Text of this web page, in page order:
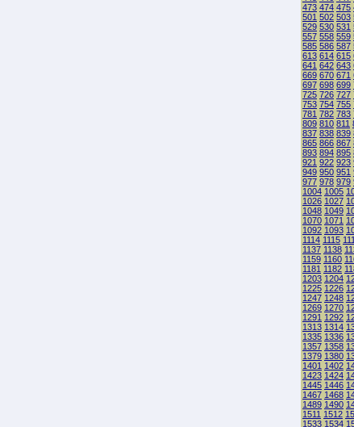
473 474 475
501 502 503
529 530 531
557 558 559
585 586 587
613 614 615
641 642 643
669 670 671
697 698 699
725 726 727
753 754 755
781 782 783
809 810 811
837 838 839
865 866 867
893 894 895
921 922 923
949 950 951
977 978 979
1004 1005
1026 1027
1048 1049
1070 1071
1092 1093
1114 1115
1137 1138
1159 1160
1181 1182
1203 1204
1225 1226
1247 1248
1269 1270
1291 1292
1313 1314
1335 1336
1357 1358
1379 1380
1401 1402
1423 1424
1445 1446
1467 1468
1489 1490
1511 1512
1533 1534